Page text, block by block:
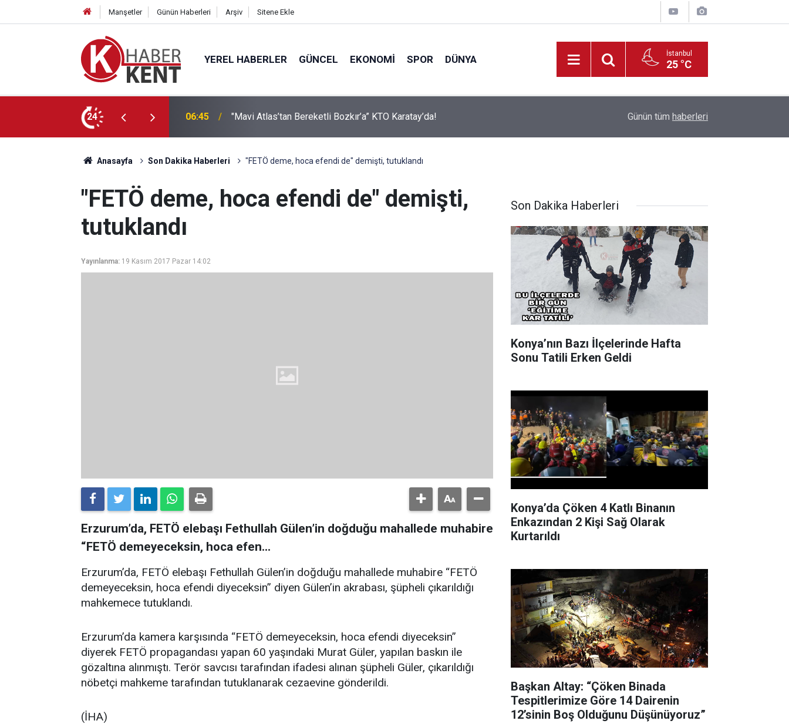
Manşetler Günün Haberleri Arşiv Sitene Ekle
YEREL HABERLER GÜNCEL EKONOMI SPOR DÜNYA İstanbul
25 °C
24 22:21 Hayırsever Desteğiyle Tatbikat Mescidi İnşa Edilecek Müdür Yiğit’ten, Tadilatı Devam Eden Okullara
Günün tüm haberleri
Anasayfa Son Dakika Haberleri "FETÖ deme, hoca efendi de" demişti, tutuklandı
"FETÖ deme, hoca efendi de" demişti,
tutuklandı
Yayınlanma: 19 Kasım 2017 Pazar 14:02
Erzurum’da, FETÖ elebaşı Fethullah Gülen’in doğduğu mahallede muhabire
“FETÖ demeyeceksin, hoca efen...
Erzurum’da, FETÖ elebaşı Fethullah Gülen’in doğduğu mahallede muhabire “FETÖ
demeyeceksin, hoca efendi diyeceksin” diyen Gülen’in akrabası, şüpheli çıkarıldığı
mahkemece tutuklandı.
Erzurum’da kamera karşısında “FETÖ demeyeceksin, hoca efendi diyeceksin”
diyerek FETÖ propagandası yapan 60 yaşındaki Murat Güler, yapılan baskın ile
gözaltına alınmıştı. Terör savcısı tarafından ifadesi alınan şüpheli Güler, çıkarıldığı
nöbetçi mahkeme tarafından tutuklanarak cezaevine gönderildi.
(İHA)
Son Dakika Haberleri
Konya’nın Bazı İlçelerinde Hafta
Sonu Tatili Erken Geldi
Konya’da Çöken 4 Katlı Binanın
Enkazından 2 Kişi Sağ Olarak
Kurtarıldı
Başkan Altay: “Çöken Binada
Tespitlerimize Göre 14 Dairenin
12’sinin Boş Olduğunu Düşünüyoruz”